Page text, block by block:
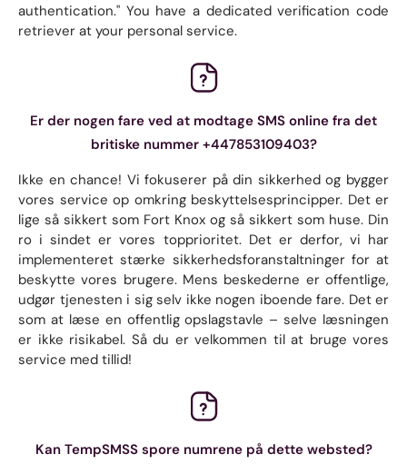
authentication." You have a dedicated verification code
retriever at your personal service.
Er der nogen fare ved at modtage SMS online fra det
britiske nummer +447853109403?
Ikke en chance! Vi fokuserer på din sikkerhed og bygger
vores service op omkring beskyttelsesprincipper. Det er
lige så sikkert som Fort Knox og så sikkert som huse. Din
ro i sindet er vores topprioritet. Det er derfor, vi har
implementeret stærke sikkerhedsforanstaltninger for at
beskytte vores brugere. Mens beskederne er offentlige,
udgør tjenesten i sig selv ikke nogen iboende fare. Det er
som at læse en offentlig opslagstavle – selve læsningen
er ikke risikabel. Så du er velkommen til at bruge vores
service med tillid!
Kan TempSMSS spore numrene på dette websted?